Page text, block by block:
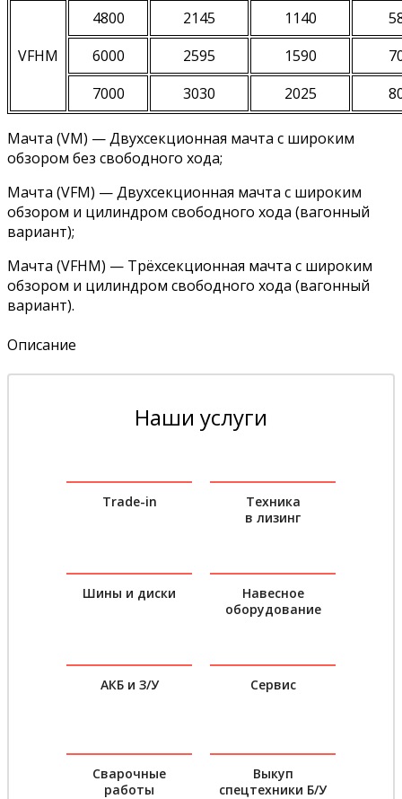
VFHM
4800 2145 1140
6000
2595 1590
7000
3030 2025
Мачта (VM) — Двухсекционная мачта с широким
обзором без свободного хода;
Мачта (VFM) — Двухсекционная мачта с широким
обзором и цилиндром свободного хода (вагонный
вариант);
Мачта (VFHM) — Трёхсекционная мачта с широким
обзором и цилиндром свободного хода (вагонный
вариант).
Описание
Наши услуги
Trade-in
Техника
в лизинг
Шины и диски
Навесное
оборудование
АКБ и З/У Сервис
Сварочные
работы
Выкуп
спецтехники Б/У